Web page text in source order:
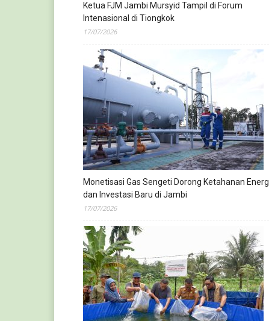
Ketua FJM Jambi Mursyid Tampil di Forum
Intenasional di Tiongkok
17/07/2026
Monetisasi Gas Sengeti Dorong Ketahanan
dan Investasi Baru di Jambi
17/07/2026